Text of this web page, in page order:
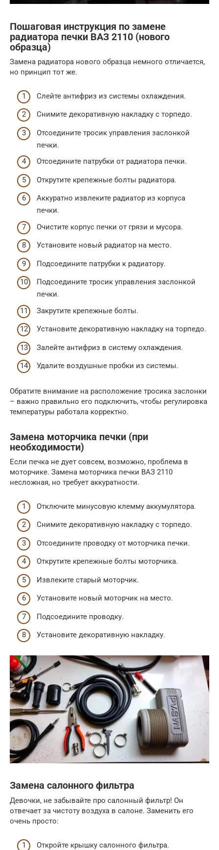
Пошаговая инструкция по замене
радиатора печки ВАЗ 2110 (нового
образца)
Замена радиатора нового образца немного отличается,
но принцип тот же.
Слейте антифриз из системы охлаждения.
Снимите декоративную накладку с торпедо.
Отсоедините тросик управления заслонкой
печки.
Отсоедините патрубки от радиатора печки.
Открутите крепежные болты радиатора.
Аккуратно извлеките радиатор из корпуса
печки.
Очистите корпус печки от грязи и мусора.
Установите новый радиатор на место.
Подсоедините патрубки к радиатору.
Подсоедините тросик управления заслонкой
печки.
Закрутите крепежные болты.
Установите декоративную накладку на торпедо.
Залейте антифриз в систему охлаждения.
Удалите воздушные пробки из системы.
Обратите внимание на расположение тросика заслонки
– важно правильно его подключить, чтобы регулировка
температуры работала корректно.
Замена моторчика печки (при
необходимости)
Если печка не дует совсем, возможно, проблема в
моторчике. Замена моторчика печки ВАЗ 2110
несложная, но требует аккуратности.
Отключите минусовую клемму аккумулятора.
Снимите декоративную накладку с торпедо.
Отсоедините проводку от моторчика печки.
Открутите крепежные болты моторчика.
Извлеките старый моторчик.
Установите новый моторчик на место.
Подсоедините проводку.
Установите декоративную накладку.
Замена салонного фильтра
Девочки, не забывайте про салонный фильтр! Он
отвечает за чистоту воздуха в салоне. Заменить его
очень просто:
Откройте крышку салонного фильтра.